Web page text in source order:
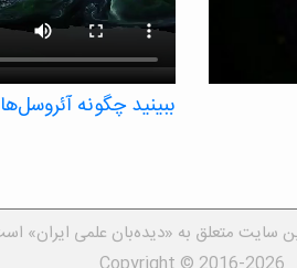
یک تصویرسازی ناسا،
و غبار و آئروسل‌های نمک
است، توده‌های منطقه‌ای
ببینید چگونه
سایت متعلق به «دیده‌بان علمی ایران»